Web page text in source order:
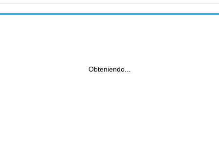
Obteniendo...